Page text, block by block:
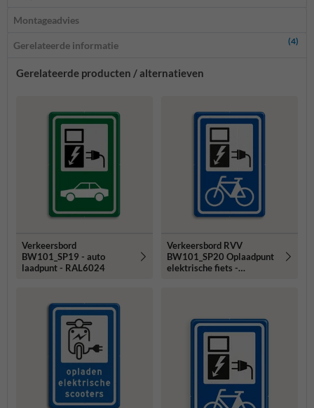
Montageadvies
Gerelateerde informatie (4)
Gerelateerde producten / alternatieven
Verkeersbord
BW101_SP19 - auto
laadpunt - RAL6024
Verkeersbord RVV
BW101_SP20 Oplaadpunt
elektrische fiets -